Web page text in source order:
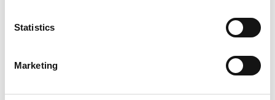
Statistics
Marketing
PRODUKTER